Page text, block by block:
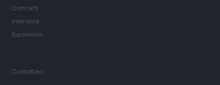
Concerti
Interviste
Eurovision
Contattaci